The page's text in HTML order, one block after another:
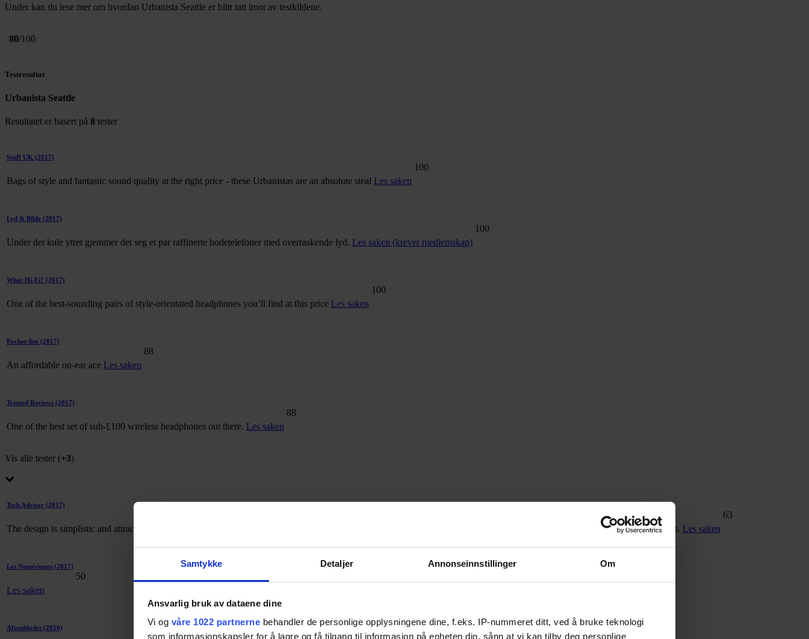
Samtykke Detaljer Annonseinnstillinger Om
Ansvarlig bruk av dataene dine
Vi og våre 1022 partnerne behandler de personlige opplysningene dine, f.eks. IP-nummeret ditt, ved å bruke teknologi
som informasjonskapsler for å lagre og få tilgang til informasjon på enheten din, sånn at vi kan tilby deg personlige
Under kan du lese mer om hvordan Urbanista Seattle er blitt tatt imot av testkildene.
80/100
Testresultat
Urbanista Seattle
Resultatet er basert på 8 tester
Stuff UK (2017)
Bags of style and fantastic sound quality at the right price - these Urbanistas are an absolute steal Les saken
100
Lyd & Bilde (2017)
Under det kule ytret gjemmer det seg et par raffinerte hodetelefoner med overraskende lyd. Les saken (krever medlemskap)
100
What Hi-Fi? (2017)
One of the best-sounding pairs of style-orientated headphones you’ll find at this price Les saken
100
Pocket-lint (2017)
An affordable on-ear ace Les saken
88
Trusted Reviews (2017)
One of the best set of sub-£100 wireless headphones out there. Les saken
88
Vis alle tester (+3)
Tech Advisor (2017)
The design is simplistic and attractive and would be a hit with the fashion-conscious, but there are downsides too; namely comfort and temperamental touch-based media controls. Les saken
63
Les Numériques (2017)
Les saken
50
Aftonbladet (2016)